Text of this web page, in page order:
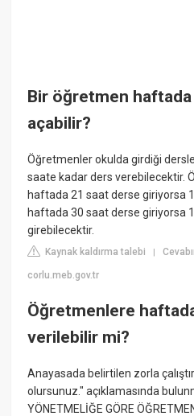
Bir öğretmen haftada
açabilir?
Öğretmenler okulda girdiği
saate kadar ders verebilecektir.
haftada 21 saat derse giriyorsa
haftada 30 saat derse giriyorsa
girebilecektir.
Kaynak kaldırma talebi |
corlu.meb.gov.tr
Öğretmenlere
verilebilir mi?
Anayasada belirtilen zorla
olursunuz." açıklamasında
YÖNETMELİĞE GÖRE